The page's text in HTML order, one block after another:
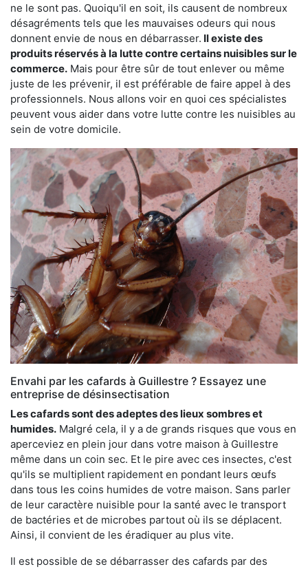
ne le sont pas. Quoiqu'il en soit, ils causent de nombreux
désagréments tels que les mauvaises odeurs qui nous
donnent envie de nous en débarrasser. Il existe des
produits réservés à la lutte contre certains nuisibles sur le
commerce. Mais pour être sûr de tout enlever ou même
juste de les prévenir, il est préférable de faire appel à des
professionnels. Nous allons voir en quoi ces spécialistes
peuvent vous aider dans votre lutte contre les nuisibles au
sein de votre domicile.
Envahi par les cafards à Guillestre ? Essayez une
entreprise de désinsectisation
Les cafards sont des adeptes des lieux sombres et
humides. Malgré cela, il y a de grands risques que vous en
aperceviez en plein jour dans votre maison à Guillestre
même dans un coin sec. Et le pire avec ces insectes, c'est
qu'ils se multiplient rapidement en pondant leurs œufs
dans tous les coins humides de votre maison. Sans parler
de leur caractère nuisible pour la santé avec le transport
de bactéries et de microbes partout où ils se déplacent.
Ainsi, il convient de les éradiquer au plus vite.
Il est possible de se débarrasser des cafards par des